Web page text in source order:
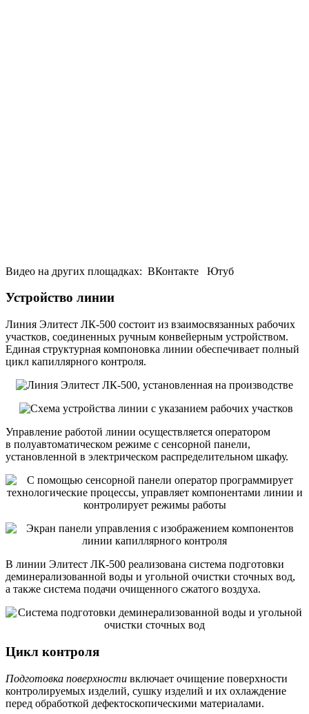
Видео на других площадках: ВКонтакте Ютуб
Устройство линии
Линия Элитест ЛК-500 состоит из взаимосвязанных рабочих
участков, соединенных ручным конвейерным устройством.
Единая структурная компоновка линии обеспечивает полный
цикл капиллярного контроля.
Управление работой линии осуществляется оператором
в полуавтоматическом режиме с сенсорной панели,
установленной в электрическом распределительном шкафу.
В линии Элитест ЛК-500 реализована система подготовки
деминерализованной воды и угольной очистки сточных вод,
а также система подачи очищенного сжатого воздуха.
Цикл контроля
Подготовка поверхности включает очищение поверхности
контролируемых изделий, сушку изделий и их охлаждение
перед обработкой дефектоскопическими материалами.